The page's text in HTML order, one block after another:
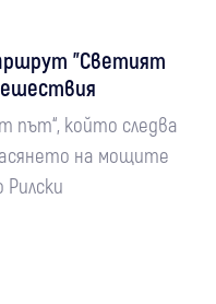
"Светият
път“, който следва
на мощите